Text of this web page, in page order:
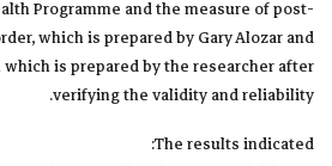
Programme and the measure of post-
which is prepared by Gary Alozar and
is prepared by the researcher after
verifying the validity and reliability.
The results indicated: